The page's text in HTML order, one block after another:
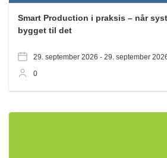
Smart Production i praksis – når
bygget til det
29. september 2026 - 29. september
0